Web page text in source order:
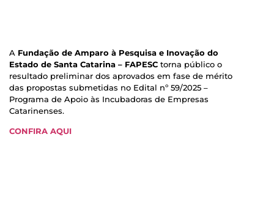
A Fundação de Amparo à Pesquisa e Inovação do
Estado de Santa Catarina – FAPESC torna público o
resultado preliminar dos aprovados em fase de mérito
das propostas submetidas no Edital nº 59/2025 –
Programa de Apoio às Incubadoras de Empresas
Catarinenses.
CONFIRA AQUI